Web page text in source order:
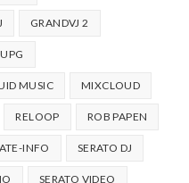
GRANDVJ 2
MUSIC MIXCLOUD
RELOOP ROB PAPEN
INFO SERATO DJ
SERATO VIDEO